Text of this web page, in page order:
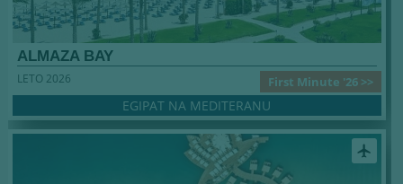
ALMAZA BAY
First Minute '26 >>
LETO 2026
EGIPAT NA MEDITERANU
airplanemode_active